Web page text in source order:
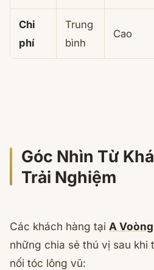
Chi
phí
Trung
bình
Cao
Góc Nhìn Từ
Trải Nghiệm
Các khách hàng tại A
những chia sẻ thú vị sau khi
nối tóc lông vũ: